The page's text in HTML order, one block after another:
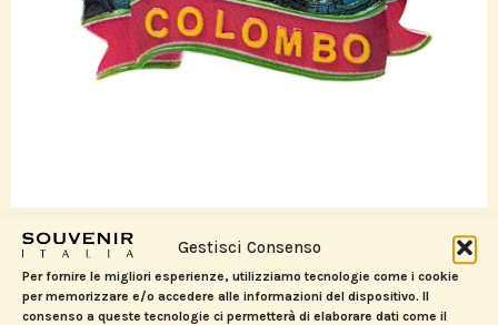
Gestisci Consenso
Per fornire le migliori esperienze, utilizziamo tecnologie come i cookie
per memorizzare e/o accedere alle informazioni del dispositivo. Il
consenso a queste tecnologie ci permetterà di elaborare dati come il
PRODOTTI CORRELATI